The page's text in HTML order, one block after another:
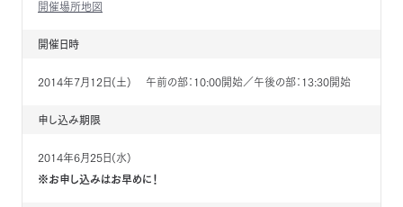
開催場所地図
開催日時
2014年7月12日(土) 午前の部：10:00開始／午後の部：13:30開始
申し込み期限
2014年6月25日(水)
※お申し込みはお早めに！